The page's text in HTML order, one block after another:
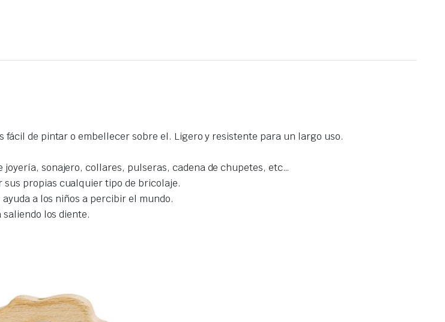
de pintar o embellecer sobre el. Ligero y resistente para un largo uso.
sonajero, collares, pulseras, cadena de chupetes, etc…
sus propias cualquier tipo de bricolaje.
a los niños a percibir el mundo.
los diente.